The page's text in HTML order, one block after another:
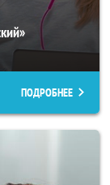
ПОДРОБНЕЕ